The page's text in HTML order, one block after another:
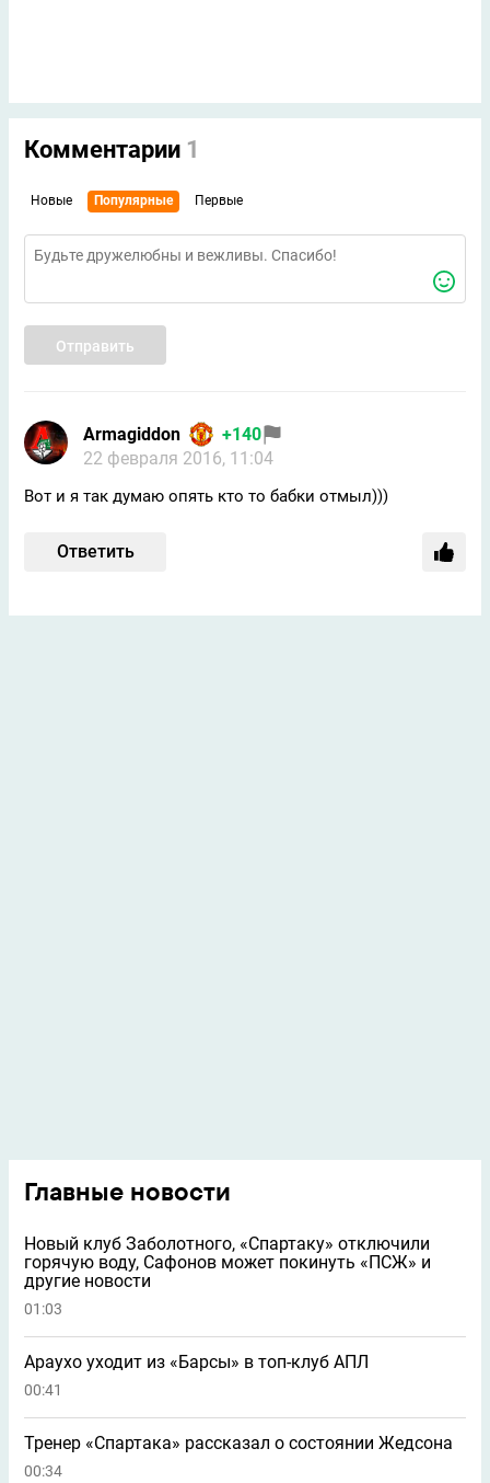
Комментарии 1
Новые Популярные Первые
Отправить
Armagiddon
+140
22 февраля 2016, 11:04
Вот и я так думаю опять кто то бабки отмыл)))
Ответить
Главные новости
Новый клуб Заболотного, «Спартаку» отключили
горячую воду, Сафонов может покинуть «ПСЖ» и
другие новости
01:03
Араухо уходит из «Барсы» в топ-клуб АПЛ
00:41
Тренер «Спартака» рассказал о состоянии Жедсона
00:34